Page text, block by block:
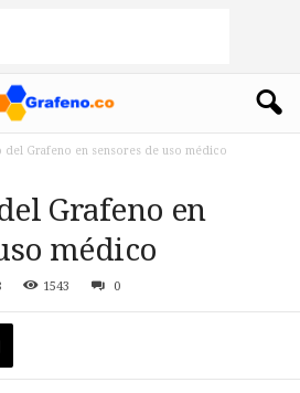
del Grafeno en sensores de uso médico
Grafeno en
médico
1543 0